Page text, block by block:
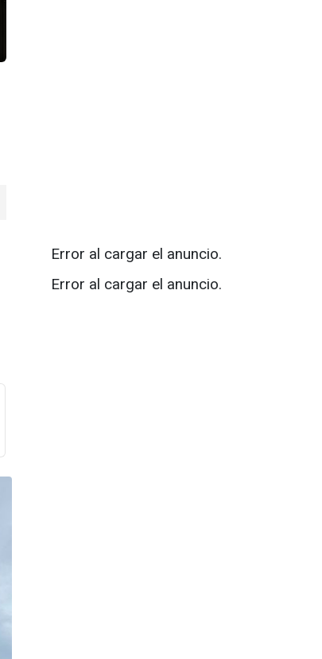
Error al cargar el anuncio.
Error al cargar el anuncio.